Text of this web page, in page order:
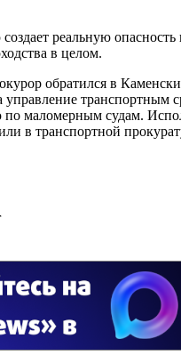
реальную
в целом.
обратился в
транспортным
маломерным судам.
в транспортной